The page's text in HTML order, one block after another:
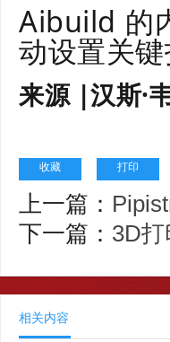
Aibuild 的
动设置关键
来源 |汉斯·
收藏 打印
上一篇：
下一篇： 3D打
相关内容